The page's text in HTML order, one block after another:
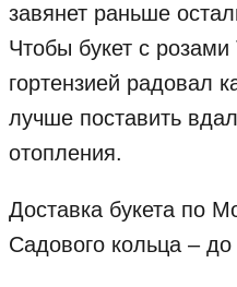
завянет раньше
Чтобы букет с розами
гортензией радовал
лучше поставить
отопления.
Доставка букета по
Садового кольца – до